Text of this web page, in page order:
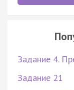
Задание 4.
Задание 21